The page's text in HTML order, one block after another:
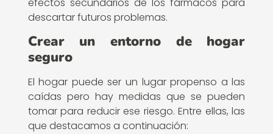
descartar futuros problemas.
Crear un entorno de hogar
seguro
El hogar puede ser un lugar propenso a las
caídas pero hay medidas que se pueden
tomar para reducir ese riesgo. Entre ellas, las
que destacamos a continuación: